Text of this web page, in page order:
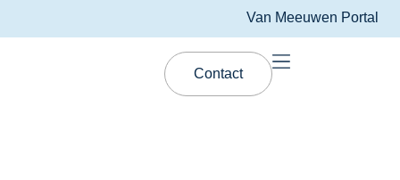
Van Meeuwen Portal
Contact